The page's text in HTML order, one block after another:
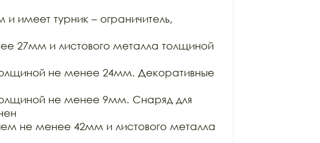
имеет турник – ограничитель,
27мм и листового металла толщиной
не менее 24мм. Декоративные
не менее 9мм. Снаряд для
не менее 42мм и листового металла